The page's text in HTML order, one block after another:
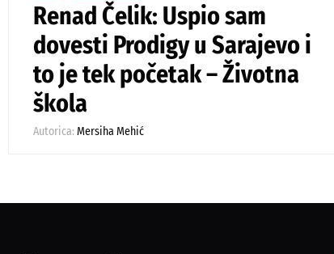
Renad Čelik: Uspio sam
dovesti Prodigy u Sarajevo i
to je tek početak – Životna
škola
Autorica: Mersiha Mehić